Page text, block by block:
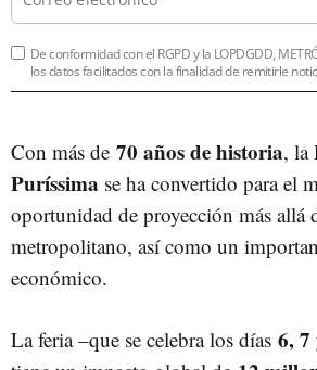
De conformidad con el RGPD y la LOPDGDD,
los datos facilitados con la finalidad de remitirle
Con más de 70 años de historia, la
Puríssima se ha convertido para el
oportunidad de proyección más allá
metropolitano, así como un
económico.
La feria –que se celebra los días 6, 7